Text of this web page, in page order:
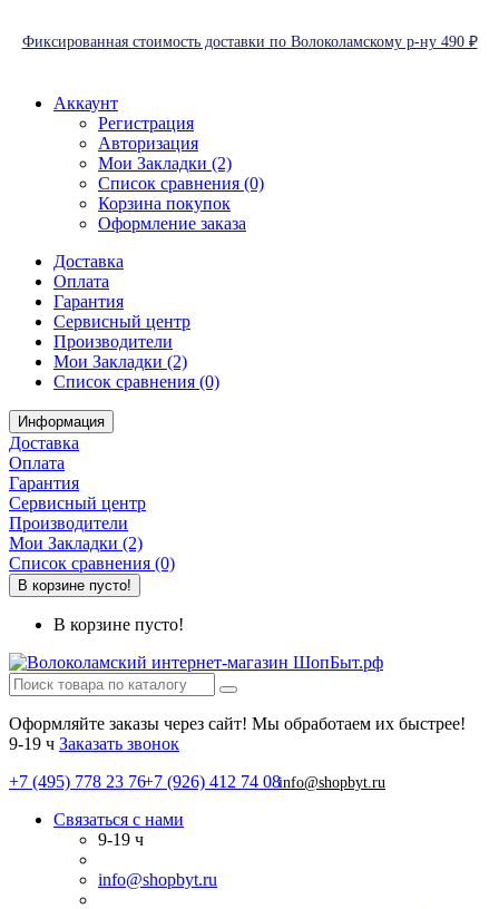
Фиксированная стоимость доставки по Волоколамскому р-ну 490 ₽
Аккаунт
Регистрация
Авторизация
Мои Закладки (2)
Список сравнения (0)
Корзина покупок
Оформление заказа
Доставка
Оплата
Гарантия
Сервисный центр
Производители
Мои Закладки (2)
Список сравнения (0)
Информация
Доставка
Оплата
Гарантия
Сервисный центр
Производители
Мои Закладки (2)
Список сравнения (0)
В корзине пусто!
В корзине пусто!
Оформляйте заказы через сайт! Мы обработаем их быстрее!
9-19 ч Заказать звонок
+7 (495) 778 23 76+7 (926) 412 74 08info@shopbyt.ru
Связаться с нами
9-19 ч
info@shopbyt.ru